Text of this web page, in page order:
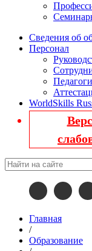
Сведения об
Персонал
Педагоги
WorldSkills
Главная
/
Образование